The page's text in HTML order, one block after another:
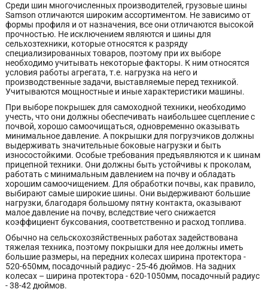
Среди шин многочисленных производителей, грузовые шины
Samson отличаются широким ассортиментом. Не зависимо от
формы профиля и от назначения, все они отличаются высокой
прочностью. Не исключением являются и шины для
сельхозтехники, которые относятся к разряду
специализированных товаров, поэтому при их выборе
необходимо учитывать некоторые факторы. К ним относятся
условия работы агрегата, т.е. нагрузка на него и
производственные задачи, выставляемые перед техникой.
Учитываются мощностные и иные характеристики машины.
При выборе покрышек для самоходной техники, необходимо
учесть, что они должны обеспечивать наибольшее сцепление с
почвой, хорошо самоочищаться, одновременно оказывать
минимальное давление. А покрышки для погрузчиков должны
выдерживать значительные боковые нагрузки и быть
износостойкими. Особые требования предъявляются и к шинам
прицепной техники. Они должны быть устойчивы к проколам,
работать с минимальным давлением на почву и обладать
хорошим самоочищением. Для обработки почвы, как правило,
выбирают самые широкие шины. Они выдерживают большие
нагрузки, благодаря большому пятну контакта, оказывают
малое давление на почву, вследствие чего снижается
коэффициент буксования, соответственно и расход топлива.
Обычно на сельскохозяйственных работах задействована
тяжелая техника, поэтому покрышки для нее должны иметь
большие размеры, на передних колесах ширина протектора -
520-650мм, посадочный радиус - 25-46 дюймов. На задних
колесах – ширина протектора - 620-1050мм, посадочный радиус
- 38-42 дюймов.